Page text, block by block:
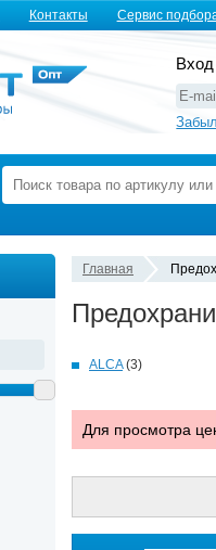
Контакты Сервис
Главная
ALCA(3)
Для просмотра